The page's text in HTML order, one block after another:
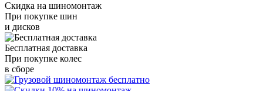
Скидка на шиномонтаж
При покупке шин
и дисков
Бесплатная доставка
При покупке колес
в сборе